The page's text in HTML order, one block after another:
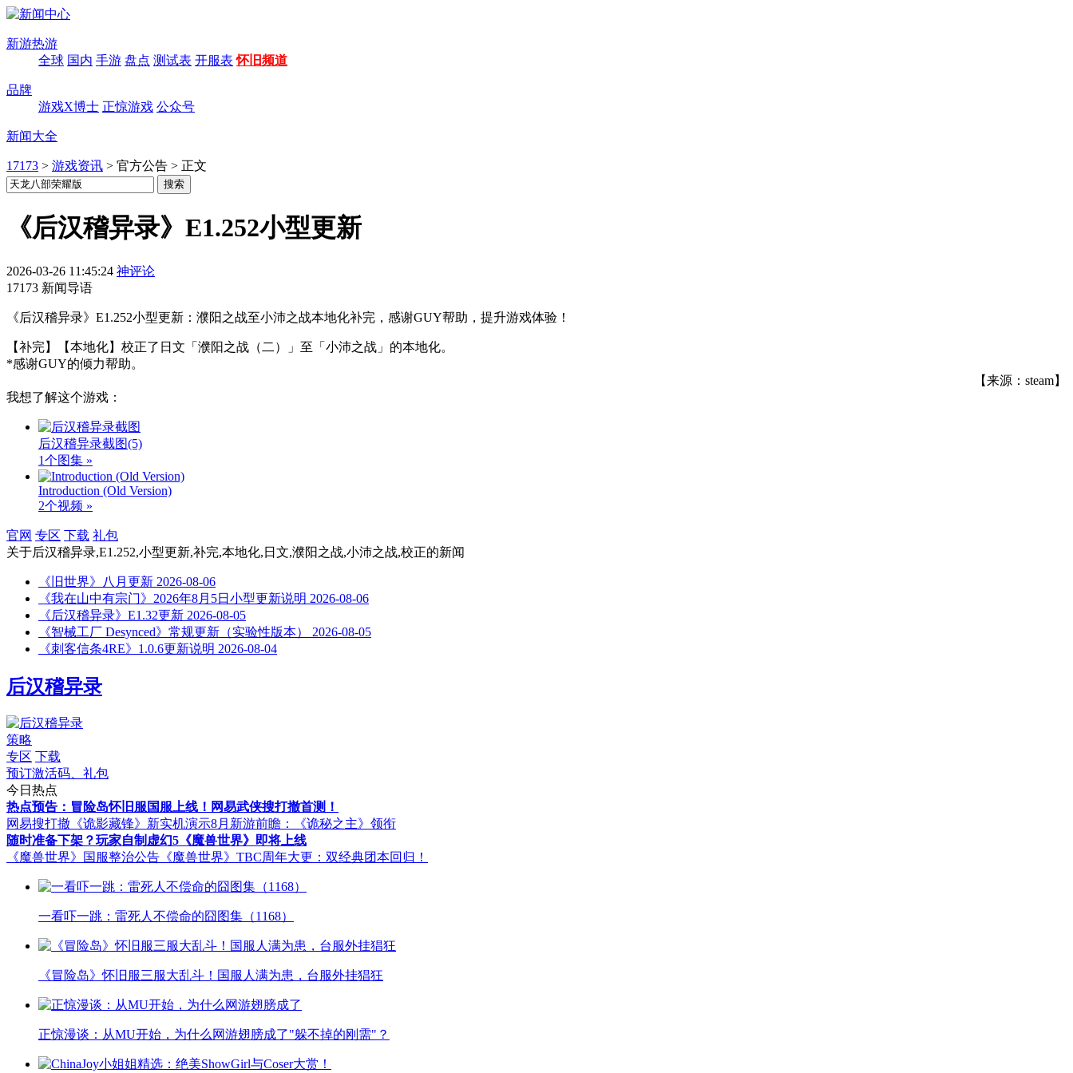
新游热游
全球 国内 手游 盘点 测试表 开服表 怀旧频道
品牌
游戏X博士 正惊游戏 公众号
新闻大全
17173 > 游戏资讯 > 官方公告 > 正文
《后汉稽异录》E1.252小型更新
2026-03-26 11:45:24 神评论
17173 新闻导语
《后汉稽异录》E1.252小型更新：濮阳之战至小沛之战本地化补完，感谢GUY帮助，提升游戏体验！
【补完】【本地化】校正了日文「濮阳之战（二）」至「小沛之战」的本地化。
*感谢GUY的倾力帮助。
【来源：steam】
我想了解这个游戏：
后汉稽异录截图(5)
1个图集 »
Introduction (Old Version)
2个视频 »
官网 专区 下载 礼包
关于后汉稽异录,E1.252,小型更新,补完,本地化,日文,濮阳之战,小沛之战,校正的新闻
《旧世界》八月更新 2026-08-06
《我在山中有宗门》2026年8月5日小型更新说明 2026-08-06
《后汉稽异录》E1.32更新 2026-08-05
《智械工厂 Desynced》常规更新（实验性版本）
2026-08-05
《刺客信条4RE》1.0.6更新说明 2026-08-04
后汉稽异录
策略
专区 下载
预订激活码、礼包
今日热点
热点预告：冒险岛怀旧服国服上线！网易武侠搜打撤首测！
网易搜打撤《诡影藏锋》新实机演示8月新游前瞻：《诡秘之主》领衔
随时准备下架？玩家自制虚幻5《魔兽世界》即将上线
《魔兽世界》国服整治公告 《魔兽世界》TBC周年大更：双经典团本回归！
一看吓一跳：雷死人不偿命的囧图集（1168）
《冒险岛》怀旧服三服大乱斗！国服人满为患，台服外挂猖狂
正惊漫谈：从MU开始，为什么网游翅膀成了"躲不掉的刚需"？